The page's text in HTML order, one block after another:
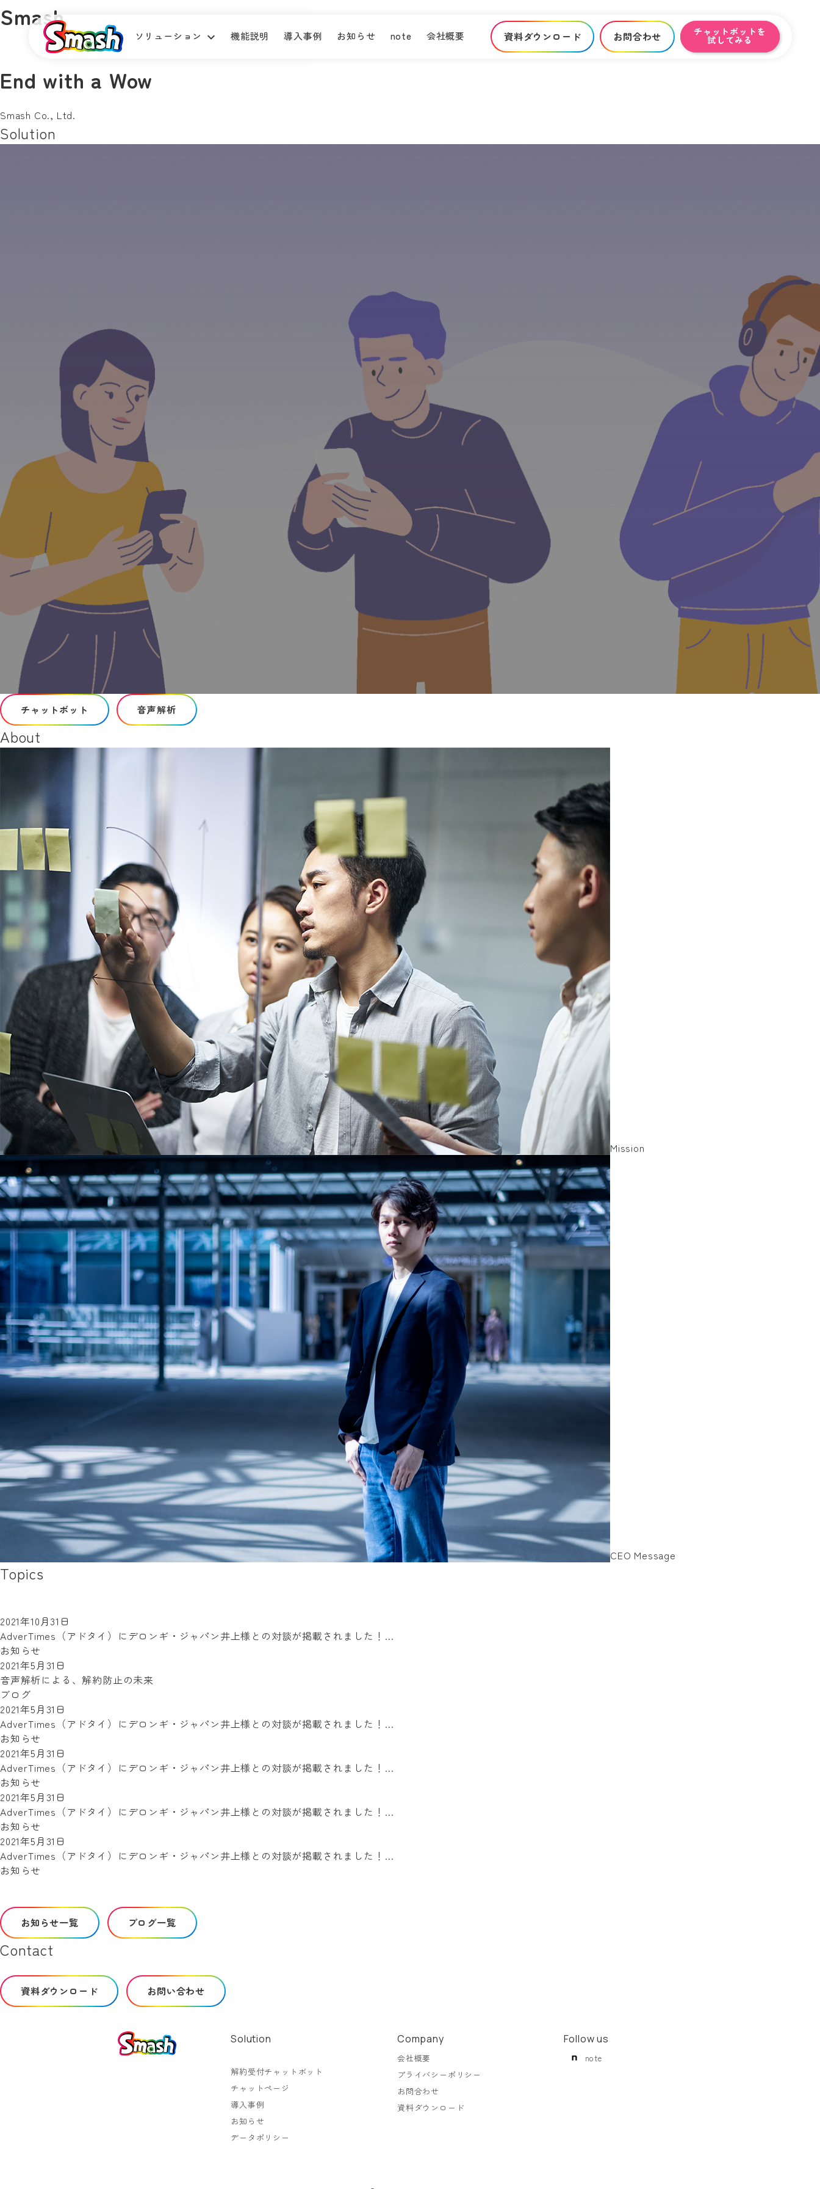
ソリューション 機能説明 導入事例 お知らせ note 会社概要 資料ダウンロード お問合わせ チャットボットを
試してみる
Smash
End with a Wow
Smash Co., Ltd.
Solution
チャットボット 音声解析
About
Mission
CEO Message
Topics
2021年10月31日
AdverTimes（アドタイ）にデロンギ・ジャパン井上様との対談が掲載されました！…
お知らせ
2021年5月31日
音声解析による、解約防止の未来
ブログ
2021年5月31日
AdverTimes（アドタイ）にデロンギ・ジャパン井上様との対談が掲載されました！…
お知らせ
2021年5月31日
AdverTimes（アドタイ）にデロンギ・ジャパン井上様との対談が掲載されました！…
お知らせ
2021年5月31日
AdverTimes（アドタイ）にデロンギ・ジャパン井上様との対談が掲載されました！…
お知らせ
2021年5月31日
AdverTimes（アドタイ）にデロンギ・ジャパン井上様との対談が掲載されました！…
お知らせ
お知らせ一覧 ブログ一覧
Contact
資料ダウンロード お問い合わせ
Solution
解約受付チャットボット
チャットページ
導入事例
お知らせ
データポリシー
Company
会社概要
プライバシーポリシー
お問合わせ
資料ダウンロード
Follow us
note